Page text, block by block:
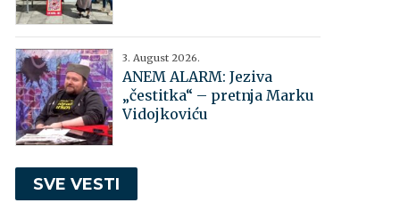
3. August 2026.
ANEM ALARM: Jeziva
„čestitka“ – pretnja Marku
Vidojkoviću
SVE VESTI